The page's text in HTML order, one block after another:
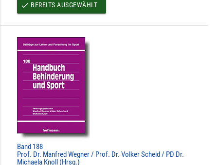
done BEREITS AUSGEWÄHLT
Band 188
Prof. Dr. Manfred Wegner / Prof. Dr. Volker Scheid / PD Dr.
Michaela Knoll (Hrsg.)